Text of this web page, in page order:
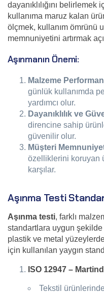
dayanıklılığını
kullanıma maruz kalan
ölçmek, kullanım ömrünü
memnuniyetini artırmak
Aşınmanın Önemi:
Malzeme
günlük kullanımda
yardımcı olur.
Dayanıklılık ve
direncine sahip
güvenilir olur.
Müşteri
özelliklerini koruyan
karşılar.
Aşınma Testi
Aşınma testi, farklı
standartlara uygun
plastik ve metal
için kullanılan yaygın
ISO 12947 –
Tekstil